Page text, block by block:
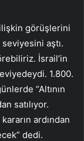
görüşlerini
aştı.
İsrail’in
1.800.
“Altının
satılıyor.
ardından
dedi.